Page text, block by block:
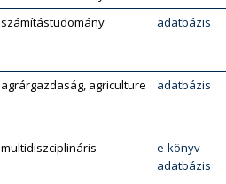
számítástudomány adatbázis
agrárgazdaság, agriculture adatbázis
multidiszciplináris
e-könyv
adatbázis